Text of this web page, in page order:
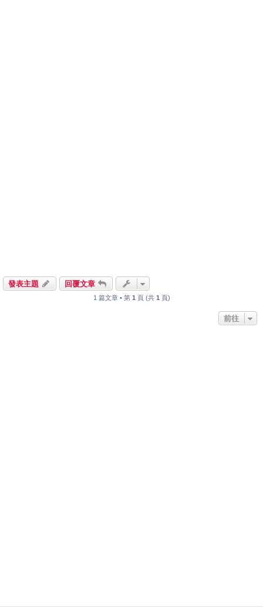
發表主題 回覆文章
1 篇文章 • 第 1 頁 (共 1 頁)
前往